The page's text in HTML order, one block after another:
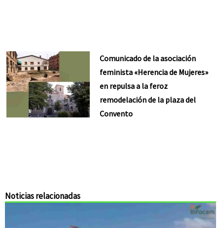
Comunicado de la asociación
feminista «Herencia de Mujeres»
en repulsa a la feroz
remodelación de la plaza del
Convento
Noticias relacionadas